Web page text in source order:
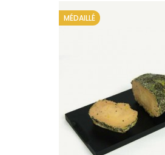
MÉDAILLÉ